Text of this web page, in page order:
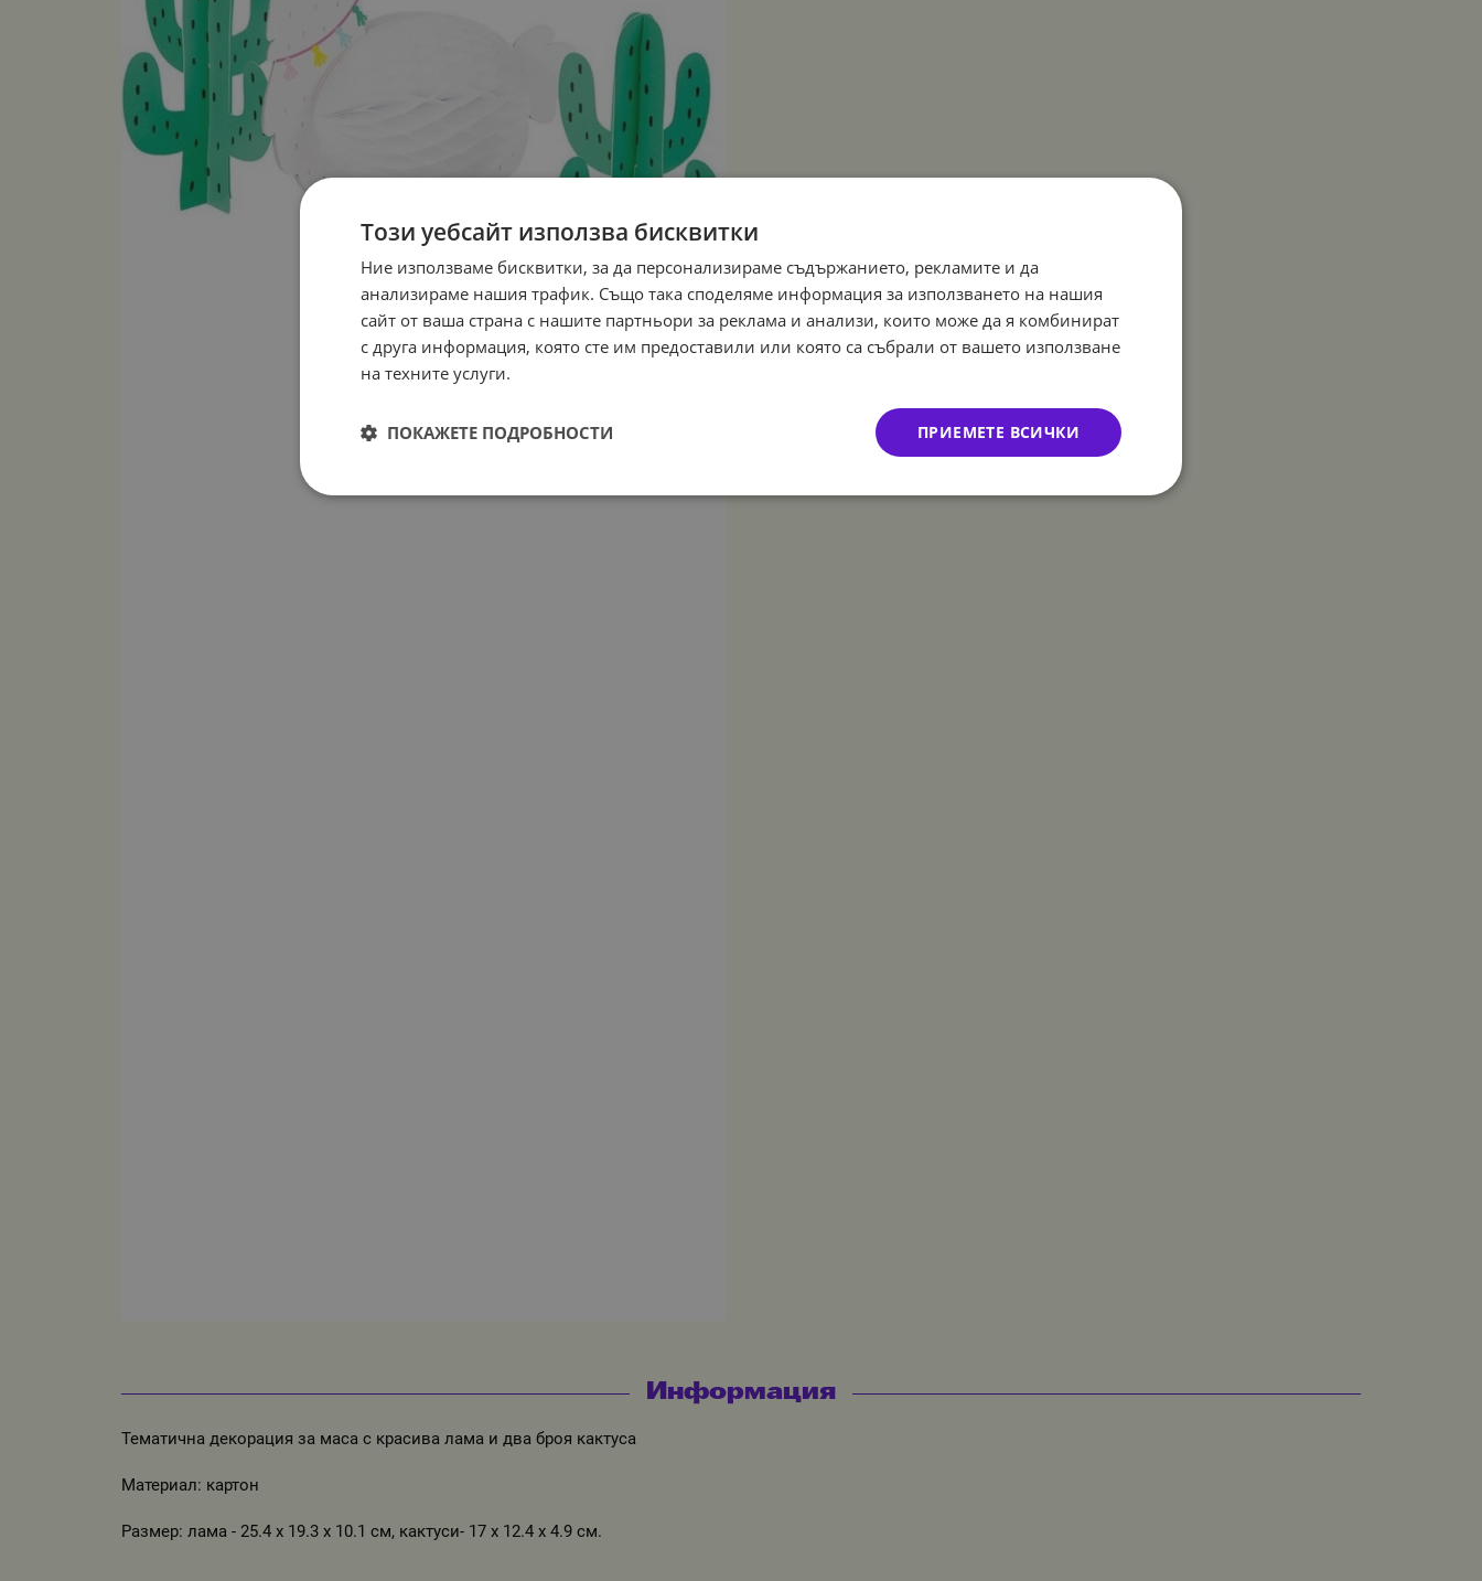
Информация
Тематична декорация за маса с красива лама и два броя кактуса
Материал: картон
Размер: лама - 25.4 x 19.3 х 10.1 см, кактуси- 17 x 12.4 х 4.9 см.
Този уебсайт използва бисквитки
Ние използваме бисквитки, за да персонализираме съдържанието, рекламите и да
анализираме нашия трафик. Също така споделяме информация за използването на нашия
сайт от ваша страна с нашите партньори за реклама и анализи, които може да я комбинират
с друга информация, която сте им предоставили или която са събрали от вашето използване
на техните услуги.
ПРИЕМЕТЕ ВСИЧКИ
ПОКАЖЕТЕ ПОДРОБНОСТИ